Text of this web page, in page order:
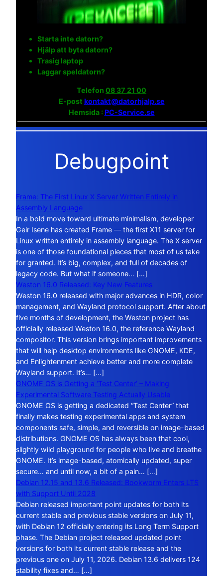
Starta inte datorn?
Hjälp att byta datorn?
Trasig laptop
Laggar speldatorn?
Telefon 08 37 21 00
E-post kontakt@datorhjalp.se
Hemsida :PC-Service.se
Debugpoint
Frame: The First Linux X Server Written Entirely in
Assembly Language
In a bold move toward ultimate minimalism, developer
Geir Isene has created Frame — the first X11 server for
Linux written entirely in assembly language. The X server
is one of those foundational pieces that most of us take
for granted. It’s big, complex, and full of decades of
legacy code. But what if someone… […]
Weston 16.0 Released: Key New Features
Weston 16.0 released with major advances in HDR, color
management, and Wayland protocol support. After about
five months of development, the Weston project has
officially released Weston 16.0, the reference Wayland
compositor. This version brings important improvements
that will help desktop environments like GNOME, KDE,
and Enlightenment achieve better and more complete
Wayland support. It’s… […]
GNOME OS is Getting a ‘Test Center’ – Making
Experimental Software Testing Actually Usable
GNOME OS is getting a dedicated “Test Center” that
finally makes testing experimental apps and system
components safe, simple, and reversible on image-based
distributions. GNOME OS has always been that cool,
slightly wild playground for people who live and breathe
GNOME. It’s image-based, atomically updated, super
secure… and until now, a bit of a pain… […]
Debian 12.15 and 13.6 Released: Bookworm Enters LTS
with Support Until 2028
Debian released important point updates for both its
current stable and previous stable versions on July 11,
with Debian 12 officially entering its Long Term Support
phase. The Debian project released updated point
versions for both its current stable release and the
previous one on July 11, 2026. Debian 13.6 delivers 124
stability fixes and… […]